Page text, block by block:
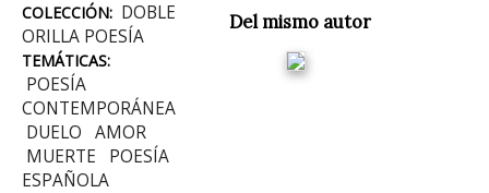
COLECCIÓN: DOBLE
ORILLA POESÍA
TEMÁTICAS:
POESÍA
CONTEMPORÁNEA
DUELO
AMOR
MUERTE
POESÍA
ESPAÑOLA
Del mismo autor